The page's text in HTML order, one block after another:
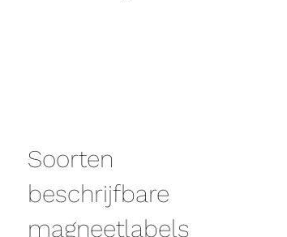
Soorten
beschrijfbare
magneetlabels